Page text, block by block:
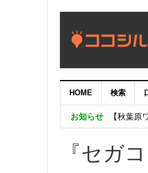
HOME 検索
お知らせ
【重要：
【秋葉
『セガ